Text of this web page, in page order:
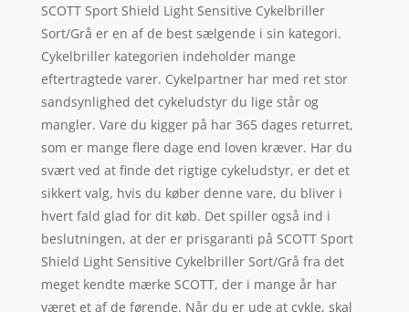
SCOTT Sport Shield Light Sensitive Cykelbriller
Sort/Grå er en af de best sælgende i sin kategori.
Cykelbriller kategorien indeholder mange
eftertragtede varer. Cykelpartner har med ret stor
sandsynlighed det cykeludstyr du lige står og
mangler. Vare du kigger på har 365 dages returret,
som er mange flere dage end loven kræver. Har du
svært ved at finde det rigtige cykeludstyr, er det et
sikkert valg, hvis du køber denne vare, du bliver i
hvert fald glad for dit køb. Det spiller også ind i
beslutningen, at der er prisgaranti på SCOTT Sport
Shield Light Sensitive Cykelbriller Sort/Grå fra det
meget kendte mærke SCOTT, der i mange år har
været et af de førende. Når du er ude at cykle, skal